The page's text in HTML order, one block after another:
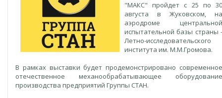
"МАКС" пройдет с 25 по 30
августа в Жуковском, на
аэродроме центральной
испытательной базы страны -
Летно-исследовательского
института им. М.М.Громова.
В рамках выставки будет продемонстрировано современное
отечественное механообрабатывающее оборудование
производства предприятий Группы СТАН.